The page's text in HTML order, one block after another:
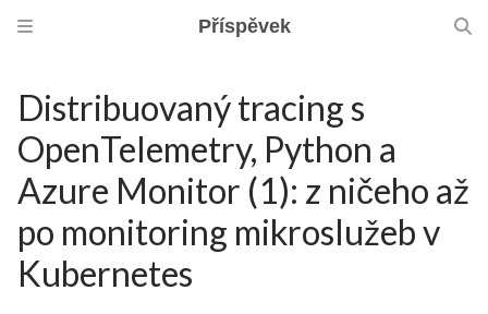
Příspěvek
Distribuovaný tracing s
OpenTelemetry, Python a
Azure Monitor (1): z ničeho až
po monitoring mikroslužeb v
Kubernetes